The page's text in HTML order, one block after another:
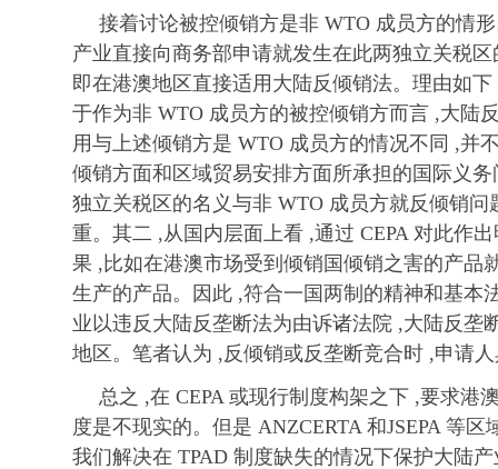
接着讨论被控倾销方是非 WTO 成员方的情
产业直接向商务部申请就发生在此两独立关税
即在港澳地区直接适用大陆反倾销法。理由如
于作为非 WTO 成员方的被控倾销方而言 ,大陆
用与上述倾销方是 WTO 成员方的情况不同 ,并
倾销方面和区域贸易安排方面所承担的国际义
独立关税区的名义与非 WTO 成员方就反倾销
重。其二 ,从国内层面上看 ,通过 CEPA 对此作
果 ,比如在港澳市场受到倾销国倾销之害的产品
生产的产品。因此 ,符合一国两制的精神和基本
业以违反大陆反垄断法为由诉诸法院 ,大陆反垄
地区。笔者认为 ,反倾销或反垄断竞合时 ,申请
总之 ,在 CEPA 或现行制度构架之下 ,要求港
度是不现实的。但是 ANZCERTA 和JSEPA 等
我们解决在 TPAD 制度缺失的情况下保护大陆